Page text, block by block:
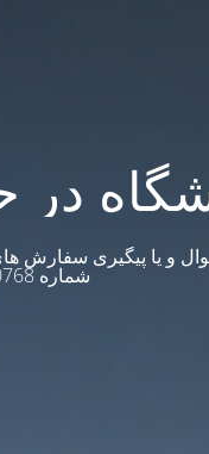
در
و یا پیگیری سفارش های
شماره 09331260768 پیام بدید .